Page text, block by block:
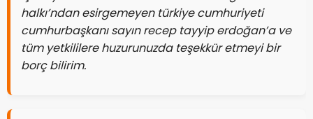
halkı’ndan esirgemeyen türkiye cumhuriyeti
cumhurbaşkanı sayın recep tayyip erdoğan’a ve
tüm yetkililere huzurunuzda teşekkür etmeyi bir
borç bilirim.